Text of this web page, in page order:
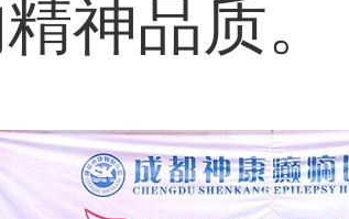
神品质。